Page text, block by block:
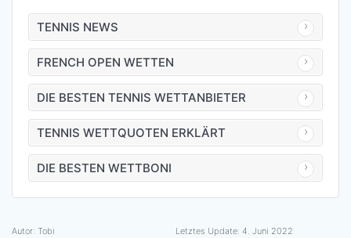
TENNIS NEWS
FRENCH OPEN WETTEN
DIE BESTEN TENNIS WETTANBIETER
TENNIS WETTQUOTEN ERKLÄRT
DIE BESTEN WETTBONI
Autor: Tobi Letztes Update: 4. Juni 2022